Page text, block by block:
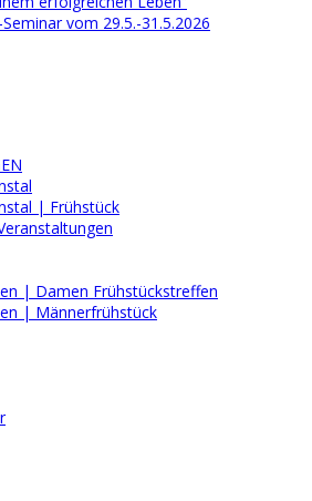
vom 29.5.-31.5.2026
| Frühstück
| Damen Frühstückstreffen
| Männerfrühstück